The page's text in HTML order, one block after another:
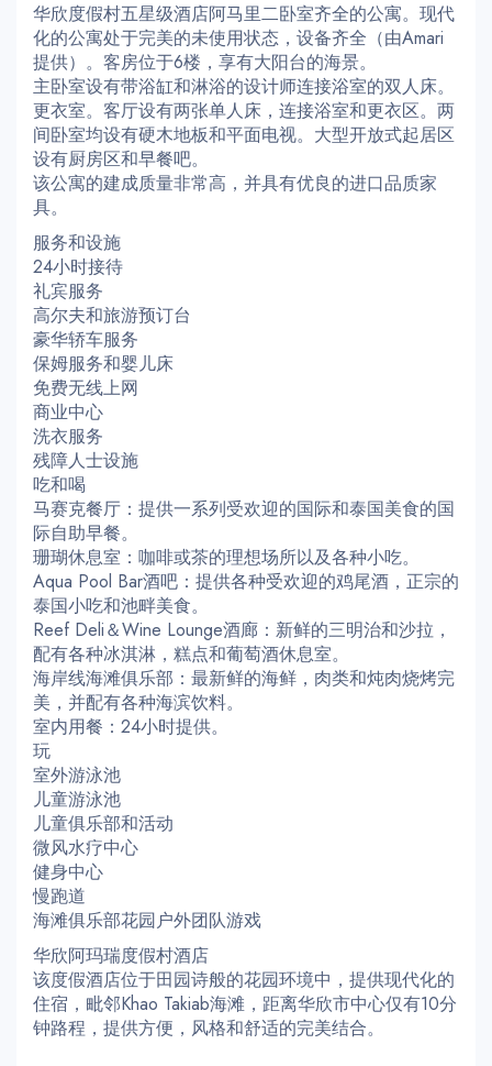
华欣度假村五星级酒店阿马里二卧室齐全的公寓。现代
化的公寓处于完美的未使用状态，设备齐全（由Amari
提供）。客房位于6楼，享有大阳台的海景。
主卧室设有带浴缸和淋浴的设计师连接浴室的双人床。
更衣室。客厅设有两张单人床，连接浴室和更衣区。两
间卧室均设有硬木地板和平面电视。大型开放式起居区
设有厨房区和早餐吧。
该公寓的建成质量非常高，并具有优良的进口品质家
具。
服务和设施
24小时接待
礼宾服务
高尔夫和旅游预订台
豪华轿车服务
保姆服务和婴儿床
免费无线上网
商业中心
洗衣服务
残障人士设施
吃和喝
马赛克餐厅：提供一系列受欢迎的国际和泰国美食的国
际自助早餐。
珊瑚休息室：咖啡或茶的理想场所以及各种小吃。
Aqua Pool Bar酒吧：提供各种受欢迎的鸡尾酒，正宗的
泰国小吃和池畔美食。
Reef Deli＆Wine Lounge酒廊：新鲜的三明治和沙拉，
配有各种冰淇淋，糕点和葡萄酒休息室。
海岸线海滩俱乐部：最新鲜的海鲜，肉类和炖肉烧烤完
美，并配有各种海滨饮料。
室内用餐：24小时提供。
玩
室外游泳池
儿童游泳池
儿童俱乐部和活动
微风水疗中心
健身中心
慢跑道
海滩俱乐部花园户外团队游戏
华欣阿玛瑞度假村酒店
该度假酒店位于田园诗般的花园环境中，提供现代化的
住宿，毗邻Khao Takiab海滩，距离华欣市中心仅有10分
钟路程，提供方便，风格和舒适的完美结合。